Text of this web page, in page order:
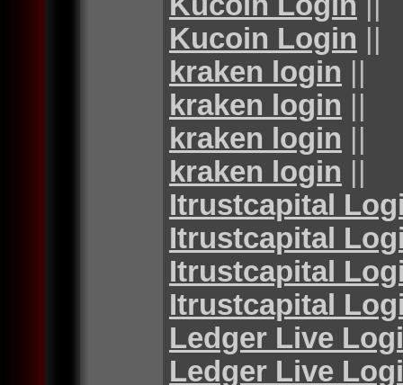
Kucoin Login ||
kraken login ||
kraken login ||
kraken login ||
kraken login ||
Itrustcapital
Itrustcapital
Itrustcapital
Itrustcapital
Ledger Live
Ledger Live